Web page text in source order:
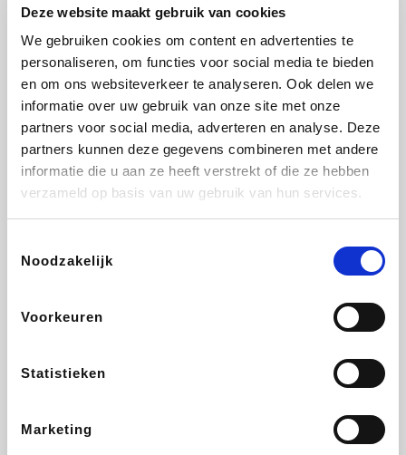
Deze website maakt gebruik van cookies
We gebruiken cookies om content en advertenties te
personaliseren, om functies voor social media te bieden
en om ons websiteverkeer te analyseren. Ook delen we
informatie over uw gebruik van onze site met onze
partners voor social media, adverteren en analyse. Deze
partners kunnen deze gegevens combineren met andere
informatie die u aan ze heeft verstrekt of die ze hebben
verzameld op basis van uw gebruik van hun services.
Noodzakelijk
Voorkeuren
Statistieken
Marketing
Vidaxl Lampenlicht.be Adidas Hotels.com
DectDirect
Brussels Airlines
ZEB Get Your Guide